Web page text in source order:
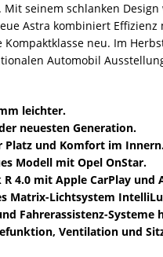
seinem schlanken
Astra kombiniert Effizienz
neu. Im
Automobil
leichter.
neuesten Generation.
Platz und Komfort im
Modell mit Opel OnStar.
4.0 mit Apple CarPlay und
Matrix-Lichtsystem
Fahrerassistenz-Systeme
Ventilation und